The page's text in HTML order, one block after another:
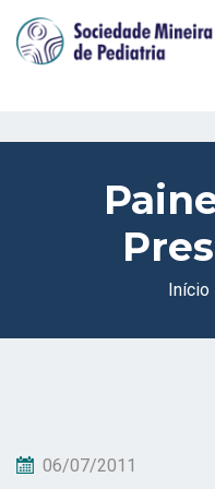
Início
Postado
06/07/2011